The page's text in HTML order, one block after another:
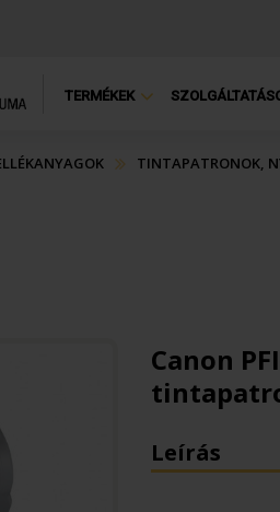
TERMÉKEK
TINTAPATRONOK,
Canon
Leírás